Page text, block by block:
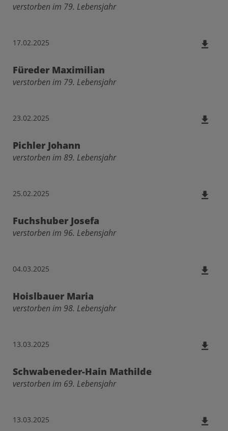
verstorben im 79. Lebensjahr
17.02.2025
Füreder Maximilian
verstorben im 79. Lebensjahr
23.02.2025
Pichler Johann
verstorben im 89. Lebensjahr
25.02.2025
Fuchshuber Josefa
verstorben im 96. Lebensjahr
04.03.2025
Hoislbauer Maria
verstorben im 98. Lebensjahr
13.03.2025
Schwabeneder-Hain Mathilde
verstorben im 69. Lebensjahr
13.03.2025